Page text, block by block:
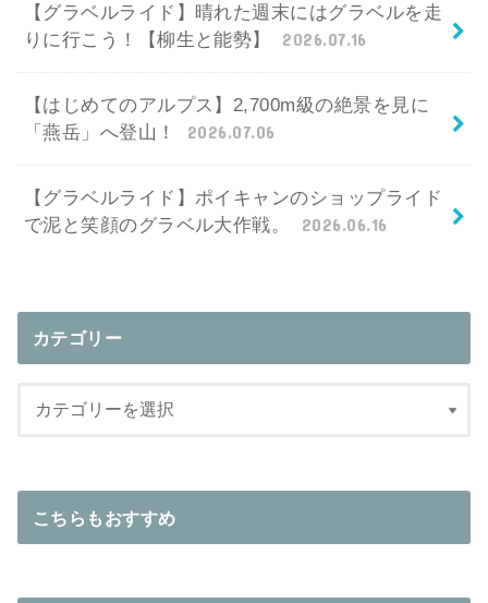
【グラベルライド】晴れた週末にはグラベルを走
りに行こう！【柳生と能勢】
2026.07.16
【はじめてのアルプス】2,700m級の絶景を見に
「燕岳」へ登山！
2026.07.06
【グラベルライド】ポイキャンのショップライド
で泥と笑顔のグラベル大作戦。
2026.06.16
カテゴリー
こちらもおすすめ